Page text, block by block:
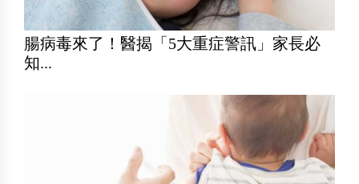
腸病毒來了！醫揭「5大重症警訊」家長必
知...